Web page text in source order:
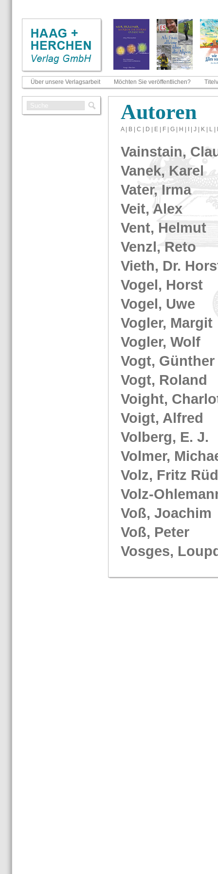
Über unsere Verlagsarbeit Möchten Sie veröffentlichen?
Au­to­ren
A| B C D E F G H J K L
Vain­s­tain,
Vanek, Karel
Vater, Irma
Veit, Alex
Vent, Hel­mut
Venzl, Reto
Vieth, Dr.
Vogel, Horst
Vogel, Uwe
Vog­ler, Mar­git
Vog­ler, Wolf
Vogt, Gün­ther
Vogt, Ro­land
Voight,
Voigt, Al­fred
Volberg, E. J.
Vol­mer,
Volz, Fritz
Volz-​
Voß, Joa­chim
Voß, Peter
Vos­ges,